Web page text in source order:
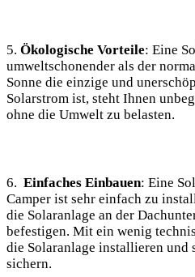
5. Ökologische Vorteile: Eine
umweltschonender als der
Sonne die einzige‍ und
Solarstrom ist, steht ⁢Ihnen
ohne ⁤die Umwelt ⁢zu belasten.
6. ‌ Einfaches ⁣Einbauen: Eine
Camper ist sehr einfach zu
die Solaranlage ⁣an der⁤
befestigen.⁢ Mit ein wenig⁢
die Solaranlage ​installieren und
sichern.